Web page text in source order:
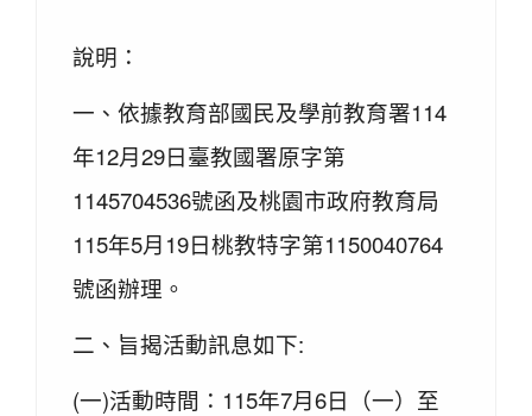
說明：
一、依據教育部國民及學前教育署114
年12月29日臺教國署原字第
1145704536號函及桃園市政府教育局
115年5月19日桃教特字第1150040764
號函辦理。
二、旨揭活動訊息如下:
(一)活動時間：115年7月6日（一）至